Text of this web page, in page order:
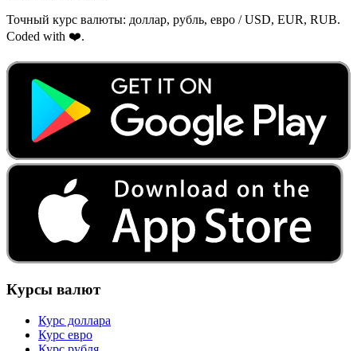
Точный курс валюты: доллар, рубль, евро / USD, EUR, RUB.
Coded with ❤️.
Курсы валют
Курс доллара
Курс евро